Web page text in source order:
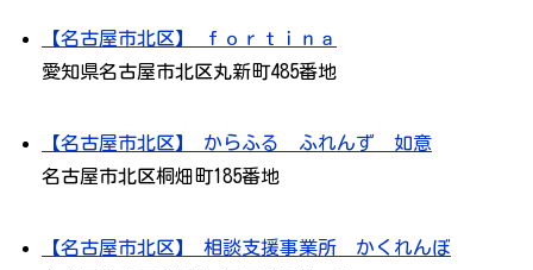
【名古屋市北区】 ｆｏｒｔｉｎａ
愛知県名古屋市北区丸新町485番地
【名古屋市北区】 からふる ふれんず 如意
名古屋市北区桐畑町185番地
【名古屋市北区】 相談支援事業所 かくれんぼ